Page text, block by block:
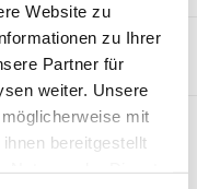
Website zu
zu Ihrer
Partner für
weiter. Unsere
mit
bereitgestellt